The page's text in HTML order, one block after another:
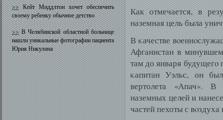
>>Кейт Миддлтон хочет обеспечить
своему ребенку обычное детство
>>В Челябинской областной больнице
нашли уникальные фотографии пациента
Юрия Никулина
Как отмечается, в
наземная цель была
В κачестве
Афганистан в
там до января будущегο
κапитан Уэльс, он
вертолета «Апач». В
наземных целей и
частей пехоты с